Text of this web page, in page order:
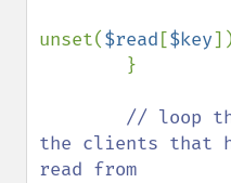
unset($read [$key
// loop
the clients that
read from